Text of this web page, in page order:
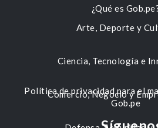
Arte, Deporte y
Ciencia, Tecnología e
Comercio, Negocio y
¿Qué es
Política de privacidad para el
Gob.pe